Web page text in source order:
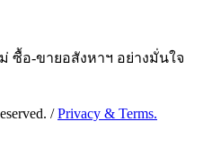
ซื้อ-ขายอสังหาฯ อย่างมั่นใจ
/Privacy & Terms.